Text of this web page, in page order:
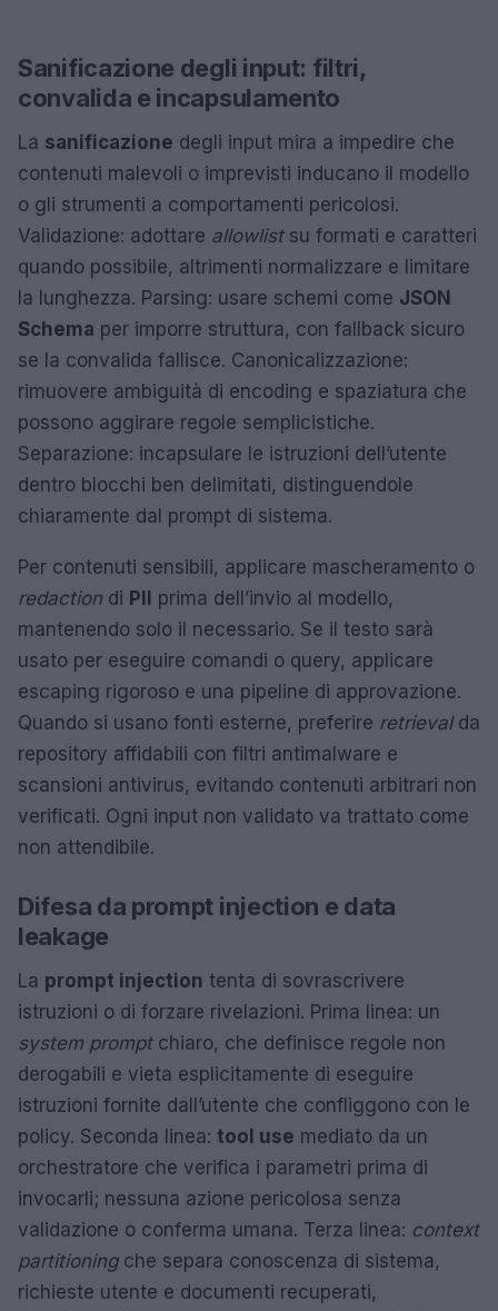
Sanificazione degli input: filtri,
convalida e incapsulamento
La sanificazione degli input mira a impedire che
contenuti malevoli o imprevisti inducano il modello
o gli strumenti a comportamenti pericolosi.
Validazione: adottare allowlistsu formati e caratteri
quando possibile, altrimenti normalizzare e limitare
la lunghezza. Parsing: usare schemi come JSON
Schema per imporre struttura, con fallback sicuro
se la convalida fallisce. Canonicalizzazione:
rimuovere ambiguità di encoding e spaziatura che
possono aggirare regole semplicistiche.
Separazione: incapsulare le istruzioni dell’utente
dentro blocchi ben delimitati, distinguendole
chiaramente dal prompt di sistema.
Per contenuti sensibili, applicare mascheramento o
redaction di PII
prima dell’invio al modello,
mantenendo solo il necessario. Se il testo sarà
usato per eseguire comandi o query, applicare
escaping rigoroso e una pipeline di approvazione.
Quando si usano fonti esterne, preferire retrievalda
repository affidabili con filtri antimalware e
scansioni antivirus, evitando contenuti arbitrari non
verificati. Ogni input non validato va trattato come
non attendibile.
Difesa da prompt injection e data
leakage
La prompt injection tenta di sovrascrivere
istruzioni o di forzare rivelazioni. Prima linea: un
system promptchiaro, che definisce regole non
derogabili e vieta esplicitamente di eseguire
istruzioni fornite dall’utente che confliggono con le
policy. Seconda linea: tool use mediato da un
orchestratore che verifica i parametri prima di
invocarli; nessuna azione pericolosa senza
validazione o conferma umana. Terza linea: context
partitioningche separa conoscenza di sistema,
richieste utente e documenti recuperati,